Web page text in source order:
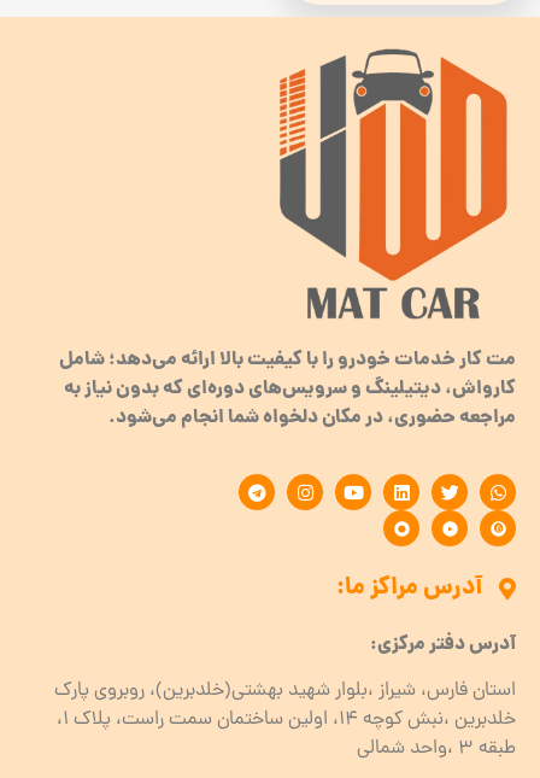
مت کار خدمات خودرو را با کیفیت بالا ارائه می‌دهد؛ شامل
کارواش، دیتیلینگ و سرویس‌های دوره‌ای که بدون نیاز به
مراجعه حضوری، در مکان دلخواه شما انجام می‌شود.
آدرس مراکز ما:
آدرس دفتر مرکزی:
استان فارس، شیراز ،بلوار شهید بهشتی(خلدبرین)، روبروی پارک
خلدبرین ،نبش کوچه ۱۴، اولین ساختمان سمت راست، پلاک 1،
طبقه ۳ ،واحد شمالی